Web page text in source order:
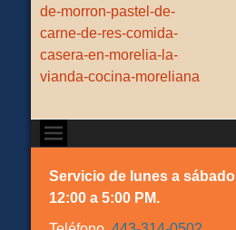
entradas
post:
de-morron-pastel-de-
carne-de-res-comida-
casera-en-morelia-la-
vianda-cocina-moreliana
Servicio de lunes a sábado
12:00 a 5:00 PM.